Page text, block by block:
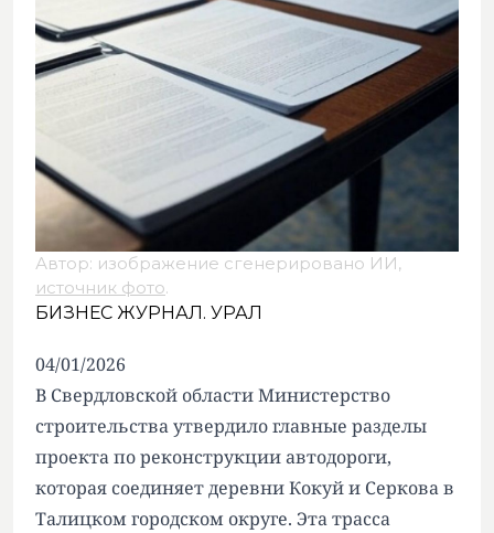
Автор: изображение сгенерировано ИИ,
источник фото.
БИЗНЕС ЖУРНАЛ. УРАЛ
04/01/2026
В Свердловской области Министерство
строительства утвердило главные разделы
проекта по реконструкции автодороги,
которая соединяет деревни Кокуй и Серкова в
Талицком городском округе. Эта трасса